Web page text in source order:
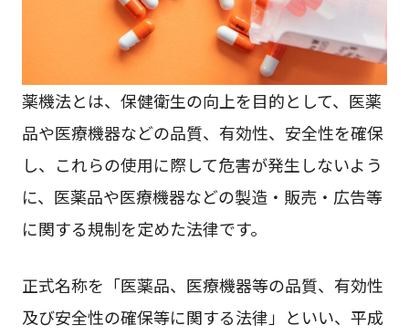
薬機法とは、保健衛生の向上を目的として、医薬
品や医療機器などの品質、有効性、安全性を確保
し、これらの使用に際して危害が発生しないよう
に、医薬品や医療機器などの製造・販売・広告等
に関する規制を定めた法律です。
正式名称を「医薬品、医療機器等の品質、有効性
及び安全性の確保等に関する法律」といい、平成